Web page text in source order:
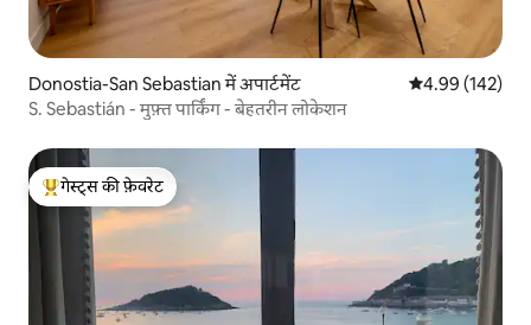
Donostia-San Sebastian में अपार्टमेंट औसत रेटिंग 5 में से
4.99 (142)
S. Sebastián - मुफ़्त पार्किंग - बेहतरीन लोकेशन
गेस्ट्स का टॉप फ़ेवरेट
गेस्ट्स की फ़ेवरेट